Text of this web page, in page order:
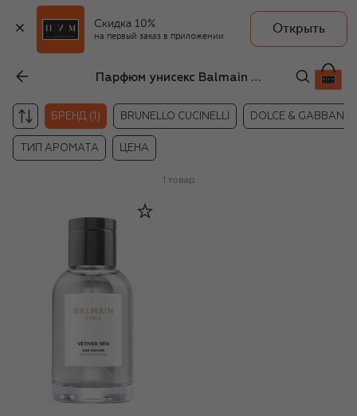
Скидка 10%
на первый заказ в приложении
Открыть
Парфюм унисекс Balmain Hair Couture
БРЕНД (1) BRUNELLO CUCINELLI DOLCE & GABBANA
ТИП АРОМАТА ЦЕНА
1 товар